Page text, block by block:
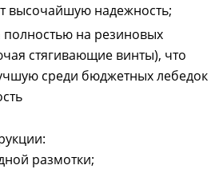
высочайшую надежность;
на резиновых
стягивающие винты), что
среди бюджетных лебедок
размотки;